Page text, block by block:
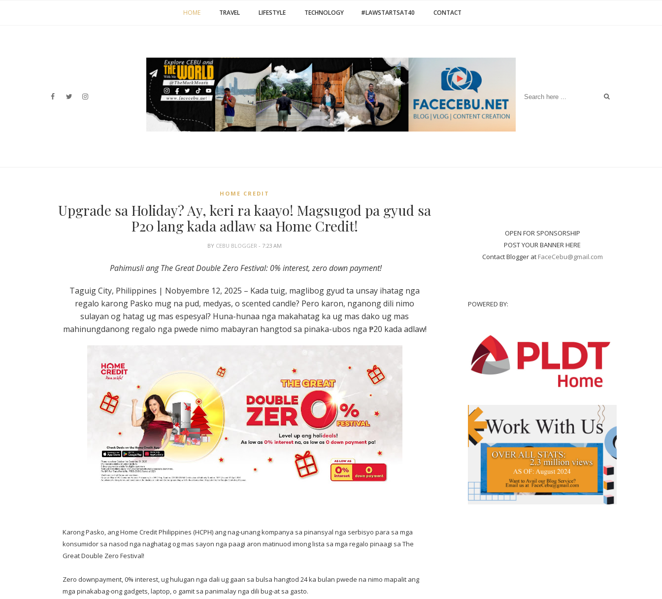
HOME TRAVEL LIFESTYLE TECHNOLOGY #LAWSTARTSAT40 CONTACT
HOME CREDIT
Upgrade sa Holiday? Ay, keri ra kaayo! Magsugod pa gyud sa
P20 lang kada adlaw sa Home Credit!
BY CEBU BLOGGER- 7:23 AM
Pahimusli ang The Great Double Zero Festival: 0% interest, zero down payment!
Taguig City, Philippines | Nobyembre 12, 2025 – Kada tuig, maglibog gyud ta unsay ihatag nga
regalo karong Pasko mug na pud, medyas, o scented candle? Pero karon, nganong dili nimo
sulayan og hatag ug mas espesyal? Huna-hunaa nga makahatag ka ug mas dako ug mas
mahinungdanong regalo nga pwede nimo mabayran hangtod sa pinaka-ubos nga ₱20 kada adlaw!
Karong Pasko, ang Home Credit Philippines (HCPH) ang nag-unang kompanya sa pinansyal nga serbisyo para sa mga
konsumidor sa nasod nga naghatag og mas sayon nga paagi aron matinuod imong lista sa mga regalo pinaagi sa The
Great Double Zero Festival!
Zero downpayment, 0% interest, ug hulugan nga dali ug gaan sa bulsa hangtod 24 ka bulan pwede na nimo mapalit ang
mga pinakabag-ong gadgets, laptop, o gamit sa panimalay nga dili bug-at sa gasto.
OPEN FOR SPONSORSHIP
POST YOUR BANNER HERE
Contact Blogger at FaceCebu@gmail.com
POWERED BY: